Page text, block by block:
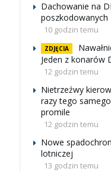
Dachowanie na
poszkodowanych
10 godzin temu
ZDJĘCIA
Jeden z konarów
12 godzin temu
Nietrzeźwy
razy tego
promile
12 godzin temu
Nowe
lotniczej
13 godzin temu